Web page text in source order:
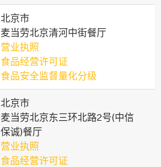
北京市
麦当劳北京清河中街餐厅
营业执照
食品经营许可证
食品安全监督量化分级
北京市
麦当劳北京东三环北路2号(中信
保诚)餐厅
营业执照
食品经营许可证